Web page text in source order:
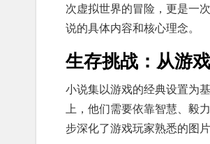
次虚拟世界的冒险，更是一
说的具体内容和核心理念。
生存挑战：从游
小说集以游戏的经典设置为
上，他们需要依靠智慧、毅
步深化了游戏玩家熟悉的图